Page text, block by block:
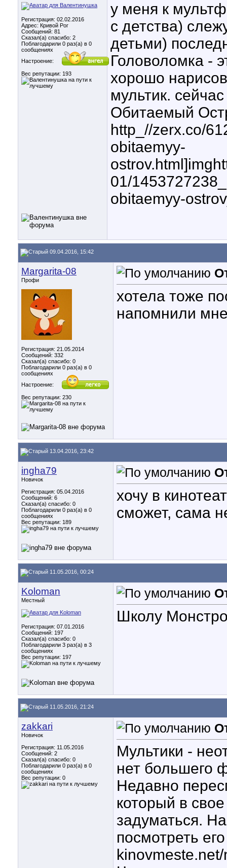
Регистрация: 02.02.2016
Адрес: Кривой Рог
Сообщений: 81
Сказал(а) спасибо: 2
Поблагодарили 0 раз(а) в 0
сообщениях
Настроение:
Вес репутации: 193
у меня к
с детства)
детьми)
Головоломка -
хорошо
мультик.
Обитаемый
http_//zerx.co/
obitaemyy-
01/
obitaemyy-
09.04.2016, 15:42
Margarita-08
Профи
Регистрация: 21.05.2014
Сообщений: 332
Сказал(а) спасибо: 0
Поблагодарили 0 раз(а) в 0
сообщениях
Настроение:
Вес репутации: 230
хотела тоже
напомнили
13.04.2016, 23:42
ingha79
Новичок
Регистрация: 05.04.2016
Сообщений: 6
Сказал(а) спасибо: 0
Поблагодарили 0 раз(а) в 0
сообщениях
Вес репутации: 189
хочу в
сможет, сама
11.05.2016, 00:24
Koloman
Местный
Регистрация: 07.01.2016
Сообщений: 197
Сказал(а) спасибо: 0
Поблагодарили 3 раз(а) в 3
сообщениях
Вес репутации: 197
Школу
11.05.2016, 21:24
zakkari
Новичок
Регистрация: 11.05.2016
Сообщений: 2
Сказал(а) спасибо: 0
Поблагодарили 0 раз(а) в 0
сообщениях
Вес репутации: 0
Мультики -
нет большего
Недавно
который в
задуматься.
посмотреть